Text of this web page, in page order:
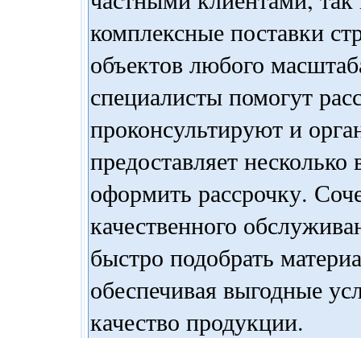
комплексные поставки
объектов любого
специалисты помогут
проконсультируют и
предоставляет
оформить рассрочку.
качественного
быстро подобрать
обеспечивая выгодные
качество продукции.